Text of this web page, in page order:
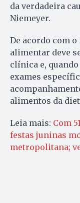
da verdadeira
Niemeyer.
De acordo com
alimentar deve
clínica e,
exames
alimentos da
Leia mais: Com
festas juninas
metropolitana;